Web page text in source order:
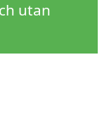
utan